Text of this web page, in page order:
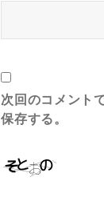
次回のコメント
保存する。